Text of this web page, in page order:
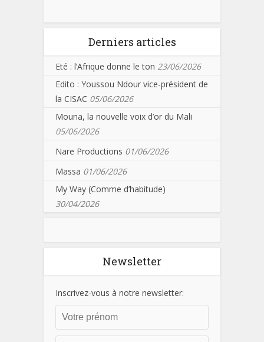
Derniers articles
Eté : l’Afrique donne le ton 23/06/2026
Edito : Youssou Ndour vice-président de
la CISAC 05/06/2026
Mouna, la nouvelle voix d’or du Mali
05/06/2026
Nare Productions 01/06/2026
Massa 01/06/2026
My Way (Comme d’habitude)
30/04/2026
Newsletter
Inscrivez-vous à notre newsletter: